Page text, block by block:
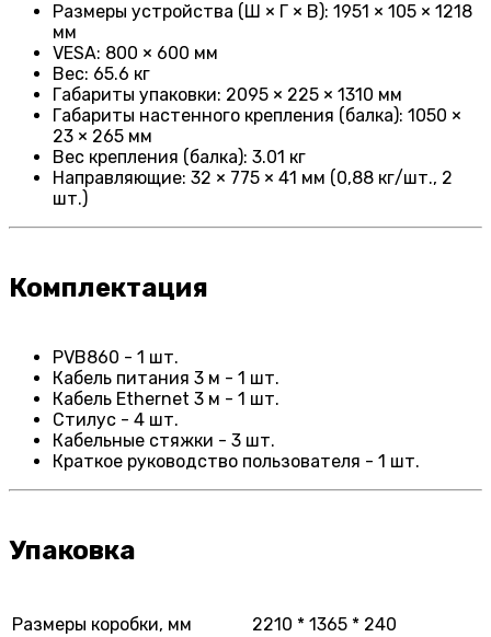
Размеры устройства (Ш × Г × В): 1951 × 105 × 1218
мм
VESA: 800 × 600 мм
Вес: 65.6 кг
Габариты упаковки: 2095 × 225 × 1310 мм
Габариты настенного крепления (балка): 1050 ×
23 × 265 мм
Вес крепления (балка): 3.01 кг
Направляющие: 32 × 775 × 41 мм (0,88 кг/шт., 2
шт.)
Комплектация
PVB860 - 1 шт.
Кабель питания 3 м - 1 шт.
Кабель Ethernet 3 м - 1 шт.
Стилус - 4 шт.
Кабельные стяжки - 3 шт.
Краткое руководство пользователя - 1 шт.
Упаковка
Размеры коробки, мм
2210 * 1365 * 240